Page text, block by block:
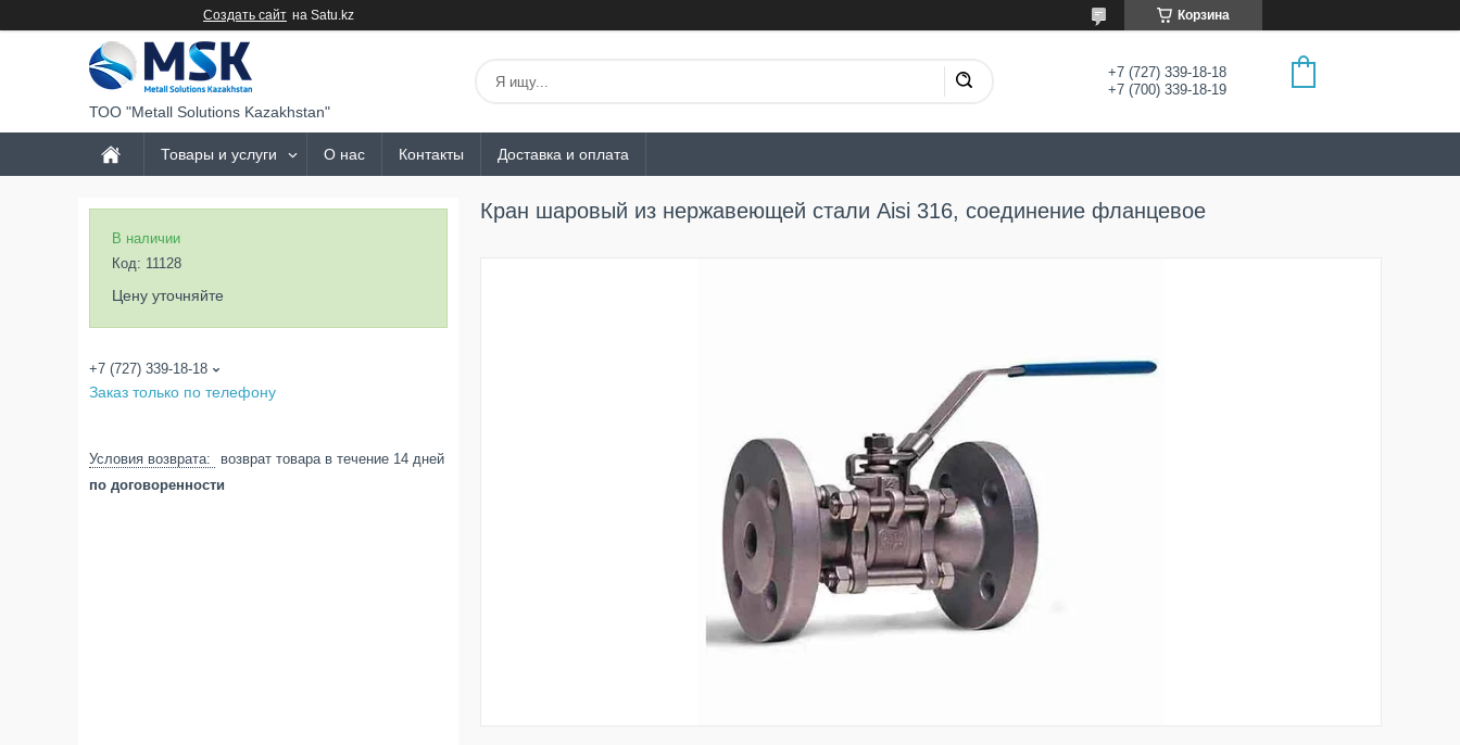
Создать сайт на Satu.kz Корзина
ТОО "Metall Solutions Kazakhstan"
+7 (727) 339-18-18
+7 (700) 339-18-19
Товары и услуги О нас Контакты Доставка и оплата
Кран шаровый из нержавеющей стали Aisi 316, соединение фланцевое
В наличии
Код: 11128
Цену уточняйте
+7 (727) 339-18-18
Заказ только по телефону
возврат товара в течение 14 дней
по договоренности